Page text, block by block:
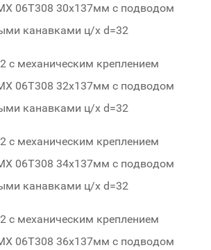
06Т308 30х137мм с подводом
канавками ц/х d=32
с механическим креплением
06Т308 32х137мм с подводом
канавками ц/х d=32
с механическим креплением
06Т308 34х137мм с подводом
канавками ц/х d=32
с механическим креплением
06Т308 36х137мм с подводом